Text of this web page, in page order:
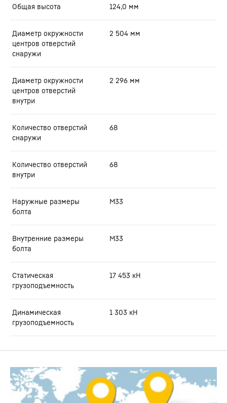
Общая высота 124,0 мм
Диаметр окружности
центров отверстий
снаружи
2 504 мм
Диаметр окружности
центров отверстий
внутри
2 296 мм
Количество отверстий
снаружи
68
Количество отверстий
внутри
68
Наружные размеры
болта
M33
Внутренние размеры
болта
M33
Статическая
грузоподъемность
17 453 кН
Динамическая
грузоподъемность
1 303 кН